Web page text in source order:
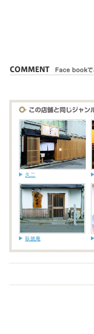
久二
臥旒庵